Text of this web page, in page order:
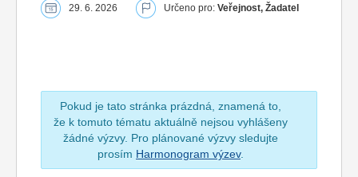
29. 6. 2026 Určeno pro: Veřejnost, Žadatel
Pokud je tato stránka prázdná, znamená to,
že k tomuto tématu aktuálně nejsou vyhlášeny
žádné výzvy. Pro plánované výzvy sledujte
prosím Harmonogram výzev.